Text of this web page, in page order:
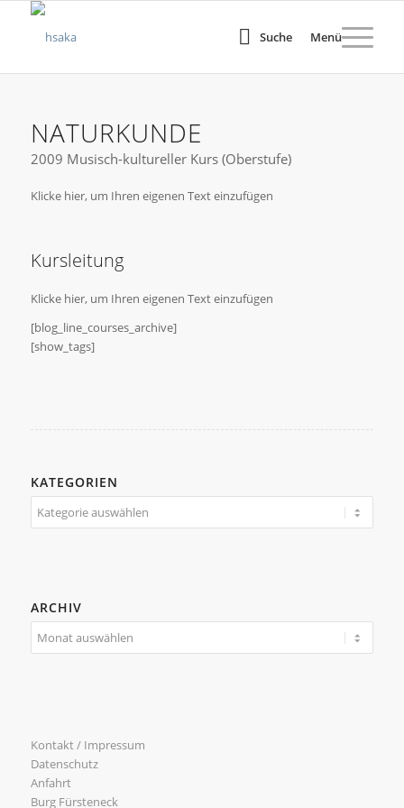
Suche Menü
NATURKUNDE
2009 Musisch-kultureller Kurs (Oberstufe)
Klicke hier, um Ihren eigenen Text einzufügen
Kursleitung
Klicke hier, um Ihren eigenen Text einzufügen
[blog_line_courses_archive]
[show_tags]
KATEGORIEN
Kategorien
ARCHIV
Kontakt / Impressum
Datenschutz
Anfahrt
Burg Fürsteneck